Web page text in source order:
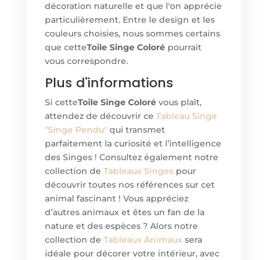
décoration naturelle et que l'on apprécie
particulièrement. Entre le design et les
couleurs choisies, nous sommes certains
que cetteToile Singe Coloré pourrait
vous correspondre.
Plus d'informations
Si cetteToile Singe Colorévous plaît,
attendez de découvrir ce Tableau Singe
"Singe Pendu"qui transmet
parfaitement la curiosité et l’intelligence
des Singes ! Consultez également notre
collection de Tableaux Singespour
découvrir toutes nos références sur cet
animal fascinant ! Vous appréciez
d’autres animaux et êtes un fan de la
nature et des espèces ? Alors notre
collection de Tableaux Animaux sera
idéale pour décorer votre intérieur, avec